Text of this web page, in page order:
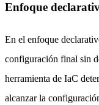
Enfoque
En el enfoque
configuración final sin
herramienta de IaC
alcanzar la